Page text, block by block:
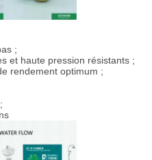
;
et haute pression résistants ;
rendement optimum ;